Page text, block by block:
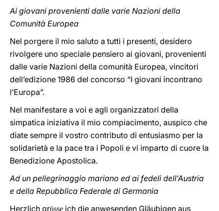
Ai giovani provenienti dalle varie Nazioni della
Comunità Europea
Nel porgere il mio saluto a tutti i presenti, desidero
rivolgere uno speciale pensiero ai giovani, provenienti
dalle varie Nazioni della comunità Europea, vincitori
dell’edizione 1986 del concorso “I giovani incontrano
l’Europa”.
Nel manifestare a voi e agli organizzatori della
simpatica iniziativa il mio compiacimento, auspico che
diate sempre il vostro contributo di entusiasmo per la
solidarietà e la pace tra i Popoli e vi imparto di cuore la
Benedizione Apostolica.
Ad un pellegrinaggio mariano ed ai fedeli dell’Austria
e della Repubblica Federale di Germania
Herzlich grüsse ich die anwesenden Gläubigen aus